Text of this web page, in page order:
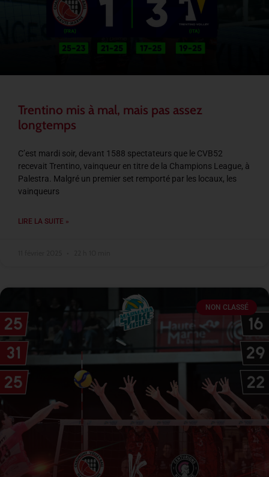
Trentino mis à mal, mais pas assez
longtemps
C’est mardi soir, devant 1588 spectateurs que le CVB52
recevait Trentino, vainqueur en titre de la Champions League, à
Palestra. Malgré un premier set remporté par les locaux, les
vainqueurs
LIRE LA SUITE »
NON CLASSÉ